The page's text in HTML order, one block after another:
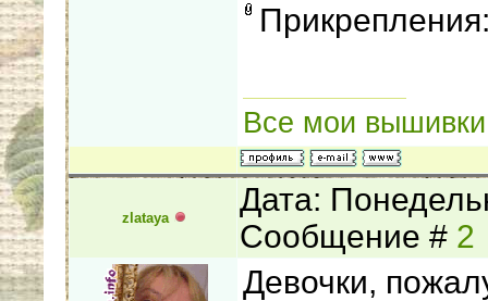
разрешением для
фотографии
отчетный период.
Внимание!
компьютере
бирки на
принимаются и
Все мои вышивки
zlataya
Дата:
Сообщение # 2
Девочки,